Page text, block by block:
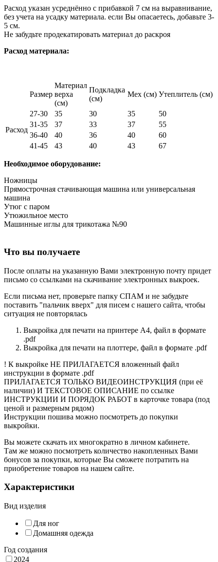
Расход указан усреднённо с прибавкой 7 см на выравнивание,
без учета на усадку материала. если Вы опасаетесь, добавьте 3-
5 см.
Не забудьте продекатировать материал до раскроя
Расход материала:
Размер
Материал
верха
(см)
Подкладка
(см)
Мех (см) Утеплитель (см)
Расход
27-30 35 30 35
50
31-35
37 33 37
55
36-40
40 36 40
60
41-45
43 40 43 67
Необходимое оборудование:
Ножницы
Прямострочная стачивающая машина или универсальная
машина
Утюг с паром
Утюжильное место
Машинные иглы для трикотажа №90
Что вы получаете
После оплаты на указанную Вами электронную почту придет
письмо со ссылками на скачивание электронных выкроек.
Если письма нет, проверьте папку СПАМ и не забудьте
поставить "пальчик вверх" для писем с нашего сайта, чтобы
ситуация не повторялась
Выкройка для печати на принтере А4, файл в формате
.pdf
Выкройка для печати на плоттере, файл в формате .pdf
! К выкройке НЕ ПРИЛАГАЕТСЯ вложенный файл
инструкции в формате .pdf
ПРИЛАГАЕТСЯ ТОЛЬКО ВИДЕОИНСТРУКЦИЯ (при её
наличии) И ТЕКСТОВОЕ ОПИСАНИЕ по ссылке
ИНСТРУКЦИИ И ПОРЯДОК РАБОТ в карточке товара (под
ценой и размерным рядом)
Инструкции пошива можно посмотреть до покупки
выкройки.
Вы можете скачать их многократно в личном кабинете.
Там же можно посмотреть количество накопленных Вами
бонусов за покупки, которые Вы сможете потратить на
приобретение товаров на нашем сайте.
Характеристики
Вид изделия
Для ног
Домашняя одежда
Год создания
2024